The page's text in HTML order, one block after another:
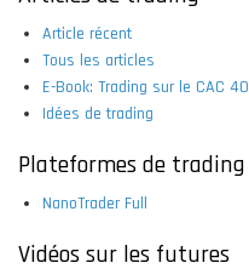
Article récent
Tous les articles
E-Book: Trading sur le CAC 40
Idées de trading
Plateformes de trading
NanoTrader Full
Vidéos sur les futures